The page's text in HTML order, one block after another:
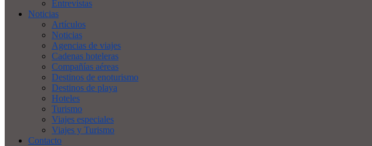
Entrevistas
Noticias
Artículos
Noticias
Agencias de viajes
Cadenas hoteleras
Compañías aéreas
Destinos de enoturismo
Destinos de playa
Hoteles
Turismo
Viajes especiales
Viajes y Turismo
Contacto